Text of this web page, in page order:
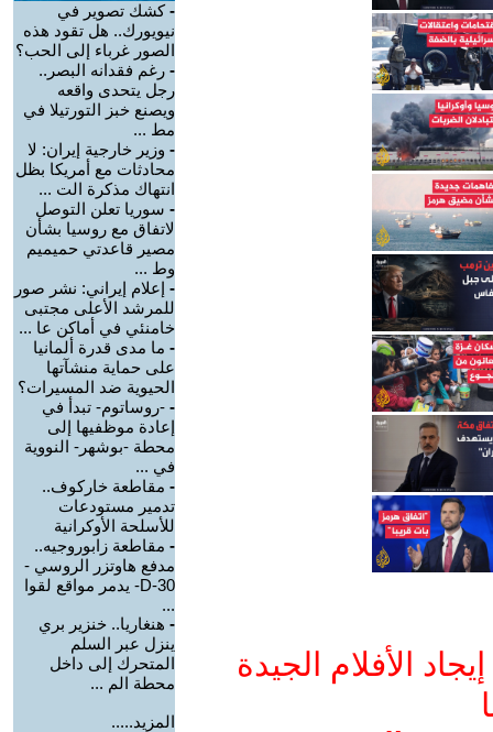
الأفلام الجيدة
-كشك تصوير في
نيويورك.. هل تقود هذه
الصور غرباء إلى الحب؟
- رغم فقدانه البصر..
رجل يتحدى واقعه
ويصنع خبز التورتيلا في
مط ...
- وزير خارجية إيران: لا
محادثات مع أمريكا بظل
انتهاك مذكرة الت ...
- سوريا تعلن التوصل
لاتفاق مع روسيا بشأن
مصير قاعدتي حميميم
وط ...
- إعلام إيراني: نشر صور
للمرشد الأعلى مجتبى
خامنئي في أماكن عا ...
- ما مدى قدرة ألمانيا
على حماية منشآتها
الحيوية ضد المسيرات؟
- -روساتوم- تبدأ في
إعادة موظفيها إلى
محطة -بوشهر- النووية
في ...
- مقاطعة خاركوف..
تدمير مستودعات
للأسلحة الأوكرانية
- مقاطعة زابوروجيه..
مدفع هاوتزر الروسي -
D-30- يدمر مواقع لقوا
...
- هنغاريا.. خنزير بري
ينزل عبر السلم
المتحرك إلى داخل
محطة الم ...
المزيد.....